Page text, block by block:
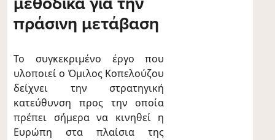
πράσινη μετάβαση
Το συγκεκριμένο έργο που
υλοποιεί ο Όμιλος Κοπελούζου
δείχνει την στρατηγική
κατεύθυνση προς την οποία
πρέπει σήμερα να κινηθεί η
Ευρώπη στα πλαίσια της